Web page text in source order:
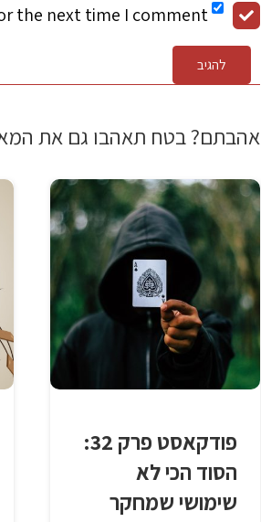
the next time I comment.
להגיב
אהבתם? בטח תאהבו גם את
פודקאסט פרק 32:
הסוד הכי לא
שימושי שמחקר